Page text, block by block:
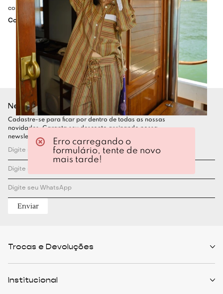
contemporâneo.
Cor: EXPRESSO
Newsletter
Cadastre-se para ficar por dentro de todas as nossas
novidades. Garanta seu desconto assinando nossa
newsletter
Enviar
Trocas e Devoluções
Formas de Pagamento
Institucional
Erro carregando o
formulário, tente de novo
mais tarde!